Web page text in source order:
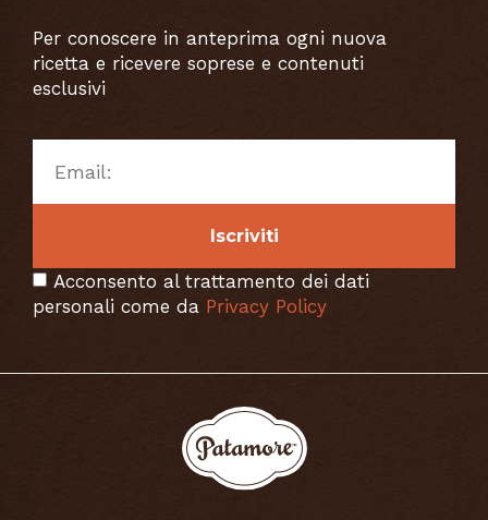
Per conoscere in anteprima ogni nuova
ricetta e ricevere soprese e contenuti
esclusivi
Iscriviti
Acconsento al trattamento dei dati
personali come da Privacy Policy